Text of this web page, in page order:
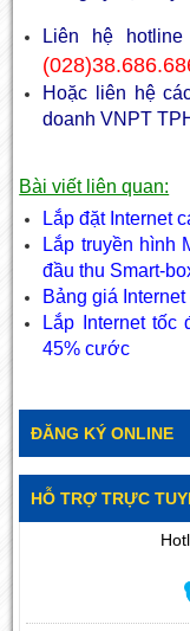
Liên hệ hotline
Hoặc liên hệ
doanh VNPT
Bài viết liên quan:
Lắp đặt Internet
Lắp truyền hình
đầu thu Smart-
Bảng giá
Lắp Internet tốc
45% cước
ĐĂNG KÝ ONLINE
HỖ TRỢ TRỰC